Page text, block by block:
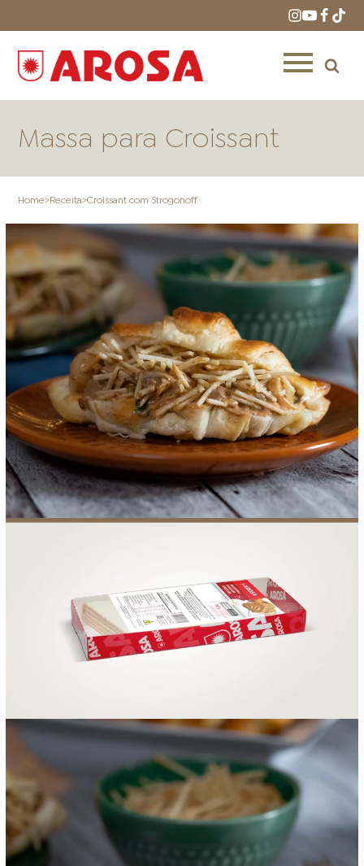
ONDE COMPRAR LOJAS AROSA
DISTRIBUIDORES E
REPRESENTANTES
FOOD SERVICE EMPRESA AGENDA DE CURSOS
SAC ACESSO PARA PARCEIROS
Massa para Croissant
Home>Receita>Croissant com Strogonoff